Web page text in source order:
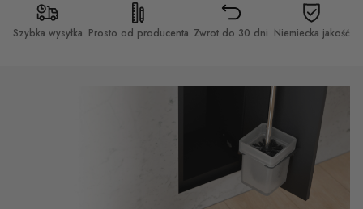
Szybka wysyłka Prosto od producenta Zwrot do 30 dni Niemiecka jakość